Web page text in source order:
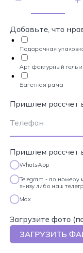
Добавьте, что
Подарочная
Арт фактурный гель
Багетная рама
Пришлем рассчет
Пришлем рассчет
WhatsApp
Telegram - по номеру
внизу либо наш
Max
Загрузите фото
ЗАГРУЗИТЬ